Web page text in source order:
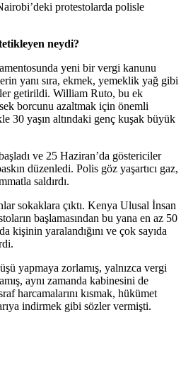
protestolarda polisle
neydi?
yeni bir vergi kanunu
yanı sıra, ekmek, yemeklik yağ gibi
getirildi. William Ruto, bu ek
borcunu azaltmak için önemli
30 yaşın altındaki genç kuşak büyük
ve 25 Haziran’da göstericiler
düzenledi. Polis göz yaşartıcı gaz,
saldırdı.
sokaklara çıktı. Kenya Ulusal İnsan
başlamasından bu yana en az 50
kişinin yaralandığını ve çok sayıda
yapmaya zorlamış, yalnızca vergi
aynı zamanda kabinesini de
harcamalarını kısmak, hükümet
indirmek gibi sözler vermişti.